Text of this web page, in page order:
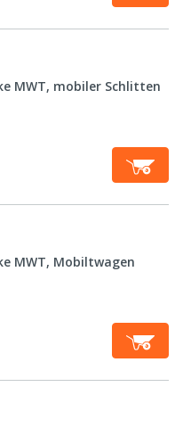
MWT, mobiler Schlitten
MWT, Mobiltwagen